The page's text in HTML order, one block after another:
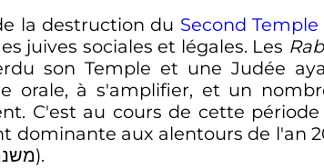
la destruction du Second
juives sociales et légales. Les
son Temple et une Judée
orale, à s'amplifier, et un
C'est au cours de cette
aux alentours de l'an
(משנה).